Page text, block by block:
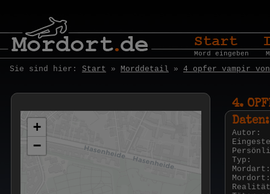
Mord eingeben
Sie sind hier: Start » Morddetail » 4 opfer vampir
+
−
4.
Daten:
Autor:
Typ:
Mordart:
Mordort: